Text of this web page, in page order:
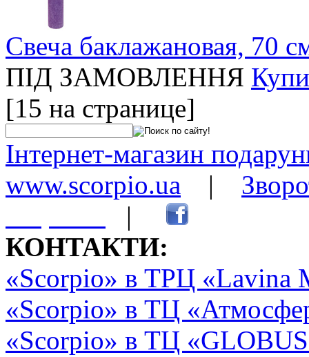
Свеча баклажановая, 70
ПІД ЗАМОВЛЕННЯ
[15 на странице]
Інтернет-магазин
www.scorpio.ua |
|
КОНТАКТИ:
«Scorpio» в ТРЦ «Lavina
«Scorpio» в ТЦ
«Scorpio» в ТЦ